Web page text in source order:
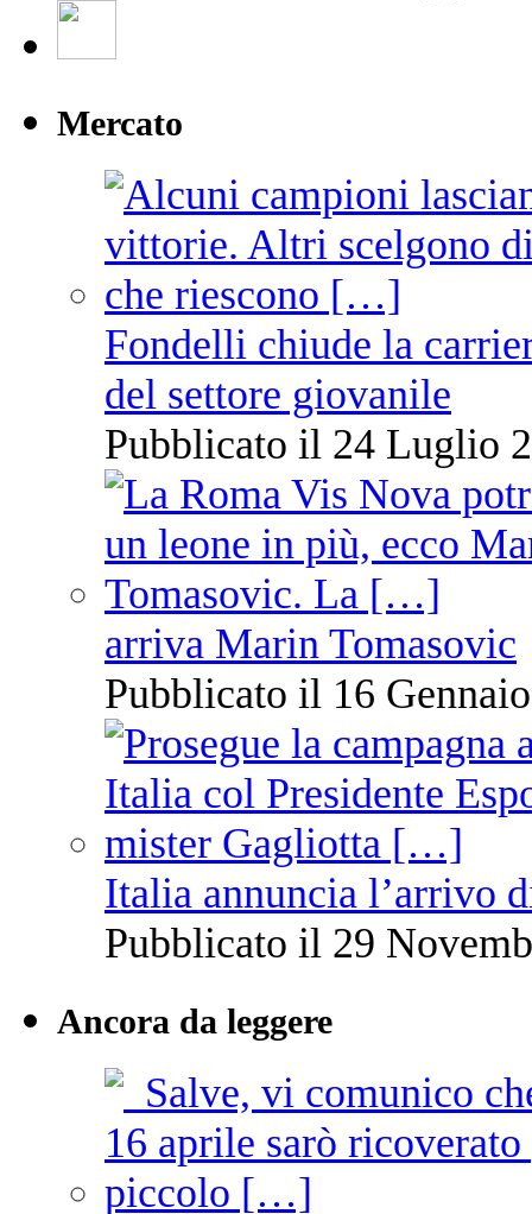
Mercato
Fondelli chiude la
del settore giovanile
Pubblicato il 24 Luglio
arriva Marin Tomasovic
Pubblicato il 16
Italia annuncia l’arrivo
Pubblicato il 29
Ancora da leggere